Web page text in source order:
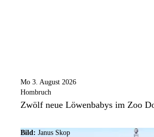
Mo 3. August 2026
Hombruch
Zwölf neue Löwenbabys im Zoo
Bild: Janus Skop